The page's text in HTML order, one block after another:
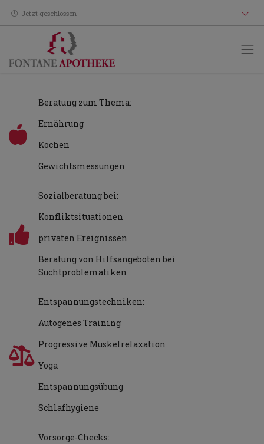
Jetzt geschlossen
Beratung zum Thema:
Ernährung
Kochen
Gewichtsmessungen
Sozialberatung bei:
Konfliktsituationen
privaten Ereignissen
Beratung von Hilfsangeboten bei
Suchtproblematiken
Entspannungstechniken:
Autogenes Training
Progressive Muskelrelaxation
Yoga
Entspannungsübung
Schlafhygiene
Vorsorge-Checks: